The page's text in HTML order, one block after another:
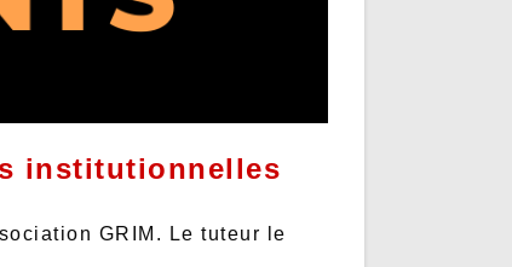
institutionnelles
GRIM. Le tuteur le